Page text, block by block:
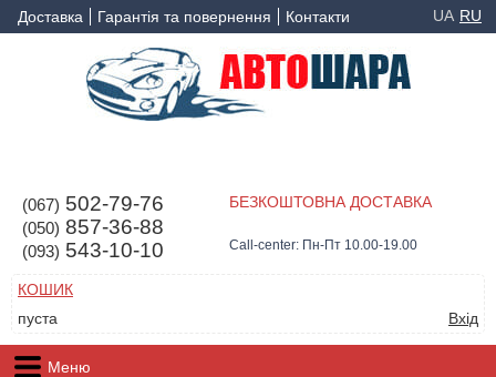
Доставка Гарантія та повернення Контакти UA RU
(067) 502-79-76
(050) 857-36-88
(093) 543-10-10
БЕЗКОШТОВНА ДОСТАВКА
Call-center: Пн-Пт 10.00-19.00
КОШИК
пуста
Вхід
Меню